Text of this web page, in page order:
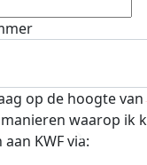
op de hoogte van
waarop ik
KWF via: